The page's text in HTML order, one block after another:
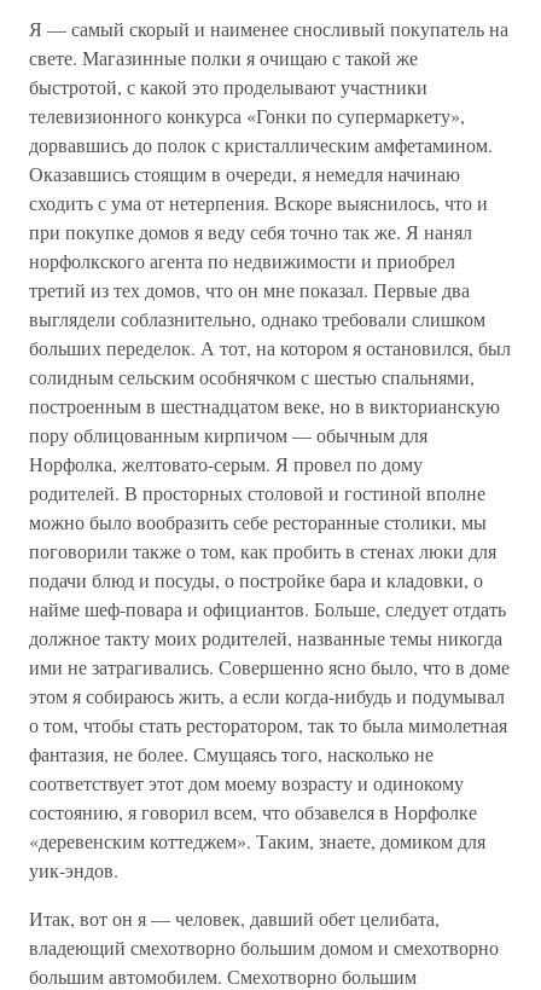
Я — самый скорый и наименее сносливый покупатель на
свете. Магазинные полки я очищаю с такой же
быстротой, с какой это проделывают участники
телевизионного конкурса «Гонки по супермаркету»,
дорвавшись до полок с кристаллическим амфетамином.
Оказавшись стоящим в очереди, я немедля начинаю
сходить с ума от нетерпения. Вскоре выяснилось, что и
при покупке домов я веду себя точно так же. Я нанял
норфолкского агента по недвижимости и приобрел
третий из тех домов, что он мне показал. Первые два
выглядели соблазнительно, однако требовали слишком
больших переделок. А тот, на котором я остановился, был
солидным сельским особнячком с шестью спальнями,
построенным в шестнадцатом веке, но в викторианскую
пору облицованным кирпичом — обычным для
Норфолка, желтовато-серым. Я провел по дому
родителей. В просторных столовой и гостиной вполне
можно было вообразить себе ресторанные столики, мы
поговорили также о том, как пробить в стенах люки для
подачи блюд и посуды, о постройке бара и кладовки, о
найме шеф-повара и официантов. Больше, следует отдать
должное такту моих родителей, названные темы никогда
ими не затрагивались. Совершенно ясно было, что в доме
этом я собираюсь жить, а если когда-нибудь и подумывал
о том, чтобы стать ресторатором, так то была мимолетная
фантазия, не более. Смущаясь того, насколько не
соответствует этот дом моему возрасту и одинокому
состоянию, я говорил всем, что обзавелся в Норфолке
«деревенским коттеджем». Таким, знаете, домиком для
уик-эндов.
Итак, вот он я — человек, давший обет целибата,
владеющий смехотворно большим домом и смехотворно
большим автомобилем. Смехотворно большим